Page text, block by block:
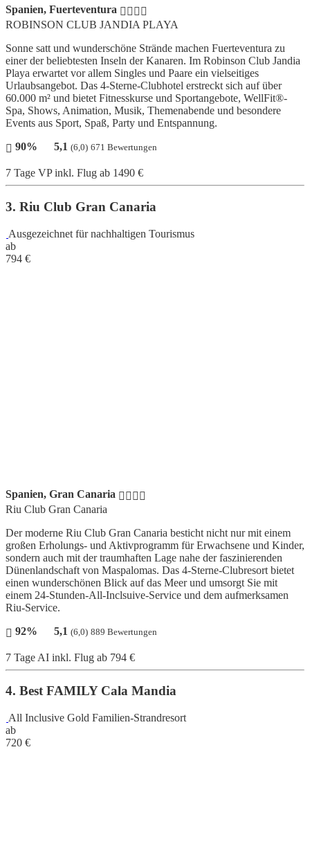
Spanien, Fuerteventura
ROBINSON CLUB JANDIA PLAYA
Sonne satt und wunderschöne Strände machen Fuerteventura zu
einer der beliebtesten Inseln der Kanaren. Im Robinson Club Jandia
Playa erwartet vor allem Singles und Paare ein vielseitiges
Urlaubsangebot. Das 4-Sterne-Clubhotel erstreckt sich auf über
60.000 m² und bietet Fitnesskurse und Sportangebote, WellFit®-
Spa, Shows, Animation, Musik, Themenabende und besondere
Events aus Sport, Spaß, Party und Entspannung.
90%
5,1 (6,0) 671 Bewertungen
7 Tage VP inkl. Flug ab 1490 €
3. Riu Club Gran Canaria
Ausgezeichnet für nachhaltigen Tourismus
ab
794 €
Spanien, Gran Canaria
Riu Club Gran Canaria
Der moderne Riu Club Gran Canaria besticht nicht nur mit einem
großen Erholungs- und Aktivprogramm für Erwachsene und Kinder,
sondern auch mit der traumhaften Lage nahe der faszinierenden
Dünenlandschaft von Maspalomas. Das 4-Sterne-Clubresort bietet
einen wunderschönen Blick auf das Meer und umsorgt Sie mit
einem 24-Stunden-All-Inclsuive-Service und dem aufmerksamen
Riu-Service.
92%
5,1 (6,0) 889 Bewertungen
7 Tage AI inkl. Flug ab 794 €
4. Best FAMILY Cala Mandia
All Inclusive Gold Familien-Strandresort
ab
720 €